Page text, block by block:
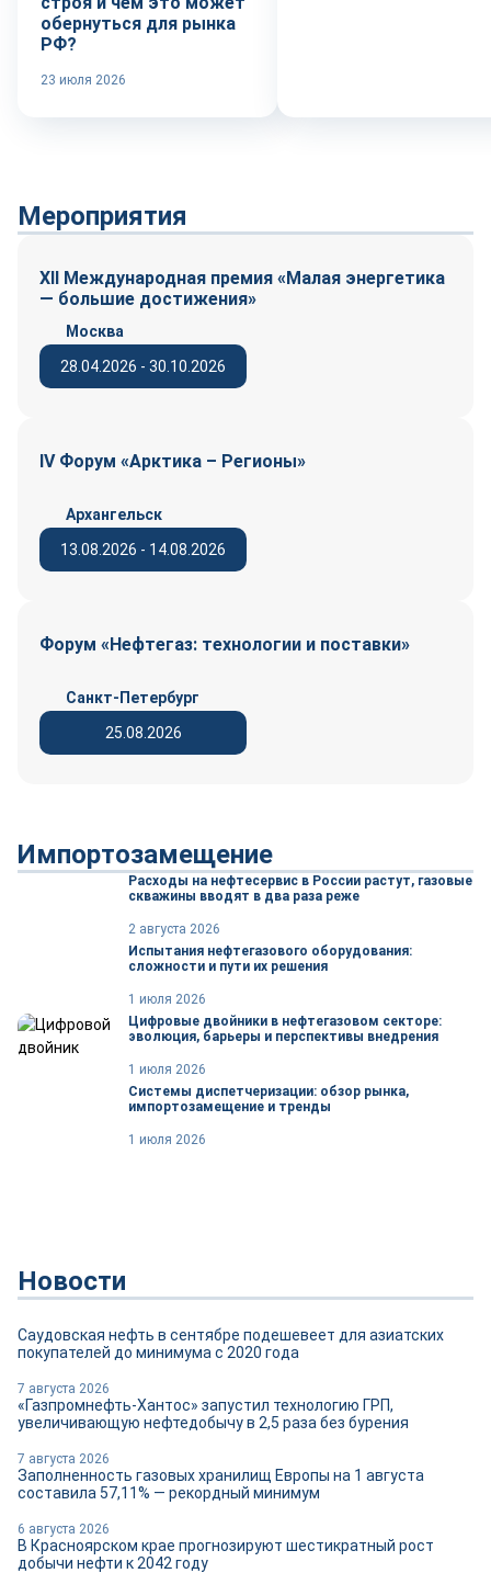
обернуться для рынка
РФ?
23 июля 2026
Мероприятия
XII Международная премия «Малая энергетика
— большие достижения»
28.04.2026 - 30.10.2026
Москва
IV Форум «Арктика – Регионы»
13.08.2026 - 14.08.2026
Архангельск
Форум «Нефтегаз: технологии и поставки»
25.08.2026
Санкт-Петербург
Импортозамещение
Расходы на нефтесервис в России растут, газовые
скважины вводят в два раза реже
2 августа 2026
Испытания нефтегазового оборудования:
сложности и пути их решения
1 июля 2026
Цифровые двойники в нефтегазовом секторе:
эволюция, барьеры и перспективы внедрения
1 июля 2026
Системы диспетчеризации: обзор рынка,
импортозамещение и тренды
1 июля 2026
Новости
Саудовская нефть в сентябре подешевеет для азиатских
покупателей до минимума с 2020 года
7 августа 2026
«Газпромнефть-Хантос» запустил технологию ГРП,
увеличивающую нефтедобычу в 2,5 раза без бурения
7 августа 2026
Заполненность газовых хранилищ Европы на 1 августа
составила 57,11% — рекордный минимум
6 августа 2026
В Красноярском крае прогнозируют шестикратный рост
добычи нефти к 2042 году